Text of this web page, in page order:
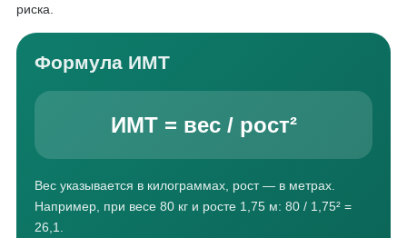
риска.
Формула ИМТ
ИМТ = вес / рост²
Вес указывается в килограммах, рост — в метрах.
Например, при весе 80 кг и росте 1,75 м: 80 / 1,75² =
26,1.